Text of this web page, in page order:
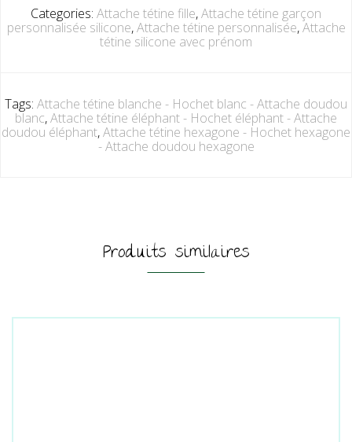
Categories: Attache tétine fille,Attache tétine garçon
personnalisée silicone,Attache tétine personnalisée,Attache
tétine silicone avec prénom
Tags: Attache tétine blanche - Hochet blanc - Attache doudou
blanc,Attache tétine éléphant - Hochet éléphant - Attache
doudou éléphant,Attache tétine hexagone - Hochet hexagone
- Attache doudou hexagone
Produits similaires